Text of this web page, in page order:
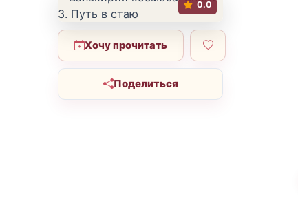
0.0
Хочу прочитать
Поделиться